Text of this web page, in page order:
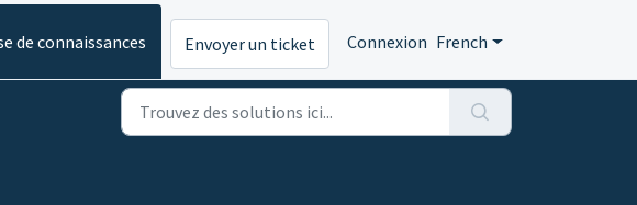
de connaissances Envoyer un ticket Connexion French